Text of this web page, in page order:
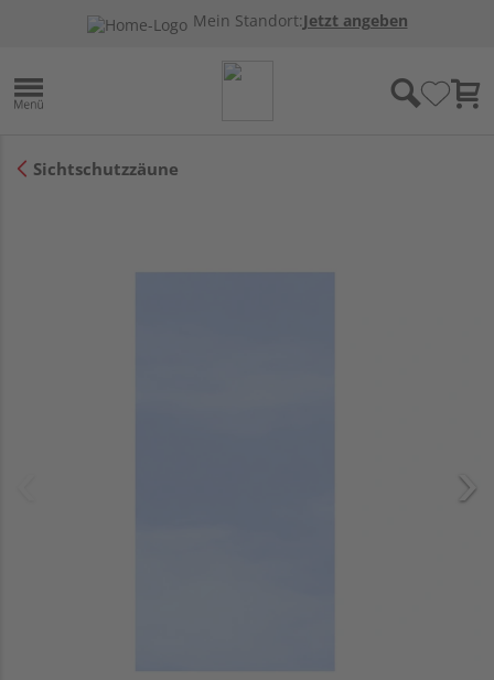
Mein Standort:Jetzt angeben
Sichtschutzzäune